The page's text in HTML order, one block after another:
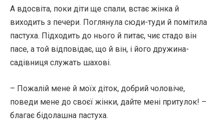
А вдосвіта, поки діти ще спали, встає жінка й
виходить з печери. Поглянула сюди-туди й помітила
пастуха. Підходить до нього й питає, чиє стадо він
пасе, а той відповідає, що й він, і його дружина-
садівниця служать шахові.
– Пожалій мене й моїх діток, добрий чоловіче,
поведи мене до своєї жінки, дайте мені притулок! –
благає бідолашна пастуха.